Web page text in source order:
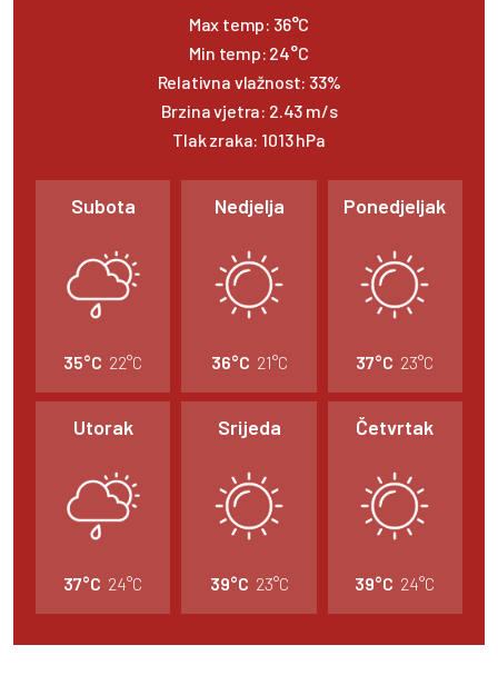
Max temp: 36°C
Min temp: 24°C
Relativna vlažnost: 33%
Brzina vjetra: 2.43 m/s
Tlak zraka: 1013 hPa
Subota
35°C 22°C
Nedjelja
36°C 21°C
Ponedjeljak
37°C 23°C
Utorak
37°C 24°C
Srijeda
39°C 23°C
Četvrtak
39°C 24°C